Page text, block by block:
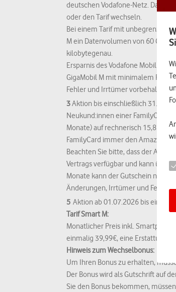
deutschen Vodafone-Netz. Das
oder den Tarif wechseln.
Bei einem Tarif mit unbegrenztem
M ein Datenvolumen von 60 GB
kilobytegenau.
Ersparnis des Vodafone Mobil M
GigaMobil M mit minimalem
Fehler und Irrtümer vorbehalten.
3Aktion bis einschließlich
Neukund:innen einer FamilyCard
Monate) auf rechnerisch 15,82€
FamilyCard immer den Amazon-
Beachten Sie bitte, dass der
Vertrags verfügbar und kann über
Monate kann der Gutschein nicht
Änderungen, Irrtümer und Fehler
5 Aktion ab 01.07.2026 bis
Tarif Smart M:
Monatlicher Preis inkl.
einmalig 39,99€, eine Erstattung
Hinweis zum Wechselbonus:
Um Ihren Bonus zu erhalten,
Der Bonus wird als Gutschrift auf
Sie den Bonus bekommen,